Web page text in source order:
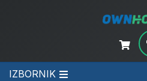
IZBORNIK